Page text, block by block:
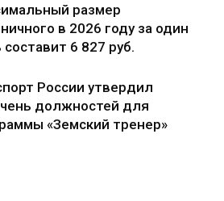
размер
в 2026 году за один
6 827 руб.
России утвердил
должностей для
«Земский тренер»